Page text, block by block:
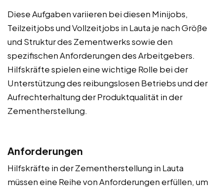
Diese Aufgaben variieren bei diesen Minijobs,
Teilzeitjobs und Vollzeitjobs in Lauta je nach Größe
und Struktur des Zementwerks sowie den
spezifischen Anforderungen des Arbeitgebers.
Hilfskräfte spielen eine wichtige Rolle bei der
Unterstützung des reibungslosen Betriebs und der
Aufrechterhaltung der Produktqualität in der
Zementherstellung.
Anforderungen
Hilfskräfte in der Zementherstellung in Lauta
müssen eine Reihe von Anforderungen erfüllen, um